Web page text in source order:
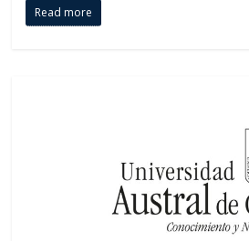
Read more